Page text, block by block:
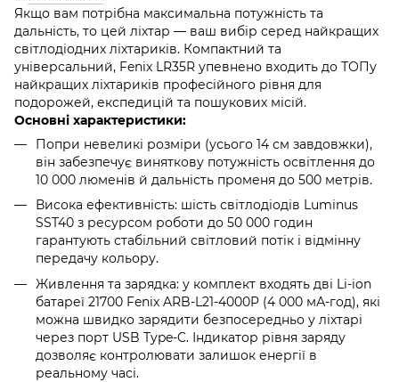
Якщо вам потрібна максимальна потужність та
дальність, то цей ліхтар — ваш вибір серед найкращих
світлодіодних ліхтариків. Компактний та
універсальний, Fenix LR35R упевнено входить до ТОПу
найкращих ліхтариків професійного рівня для
подорожей, експедицій та пошукових місій.
Основні характеристики:
Попри невеликі розміри (усього 14 см завдовжки),
він забезпечує виняткову потужність освітлення до
10 000 люменів й дальність променя до 500 метрів.
Висока ефективність: шість світлодіодів Luminus
SST40 з ресурсом роботи до 50 000 годин
гарантують стабільний світловий потік і відмінну
передачу кольору.
Живлення та зарядка: у комплект входять дві Li-ion
батареї 21700 Fenix ARB-L21-4000P (4 000 мА-год), які
можна швидко зарядити безпосередньо у ліхтарі
через порт USB Type-C. Індикатор рівня заряду
дозволяє контролювати залишок енергії в
реальному часі.